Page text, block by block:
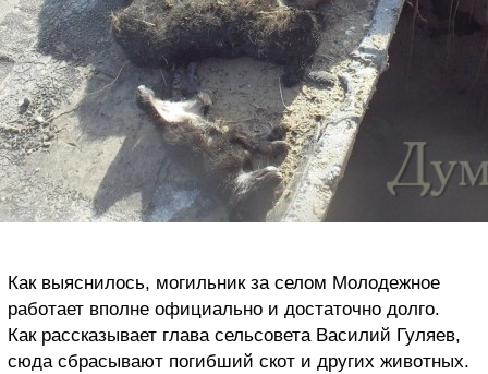
Как выяснилось, могильник за селом Молодежное
работает вполне официально и достаточно долго.
Как рассказывает глава сельсовета Василий Гуляев,
сюда сбрасывают погибший скот и других животных.